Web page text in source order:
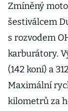
Zmíněný
šestiválcem
s rozvodem
karburátory.
(142 koní) a
Maximální
kilometrů za